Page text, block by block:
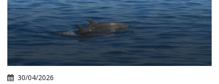
30/04/2026